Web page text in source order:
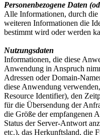
Personenbezogene Daten
Alle Informationen, durch
weiteren Informationen die
bestimmt wird oder werden
Nutzungsdaten
Informationen, die diese
Anwendung in Anspruch
Adressen oder Domain-
diese Anwendung
Resource Identifier), den
für die Übersendung der
die Größe der empfangenen
Status der Server-Antwort
etc.), das Herkunftsland, die